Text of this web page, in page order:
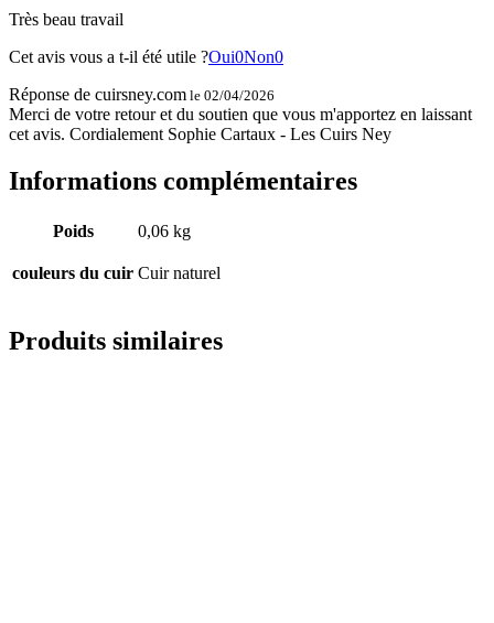
Très beau travail
Cet avis vous a t-il été utile ?Oui0Non0
Réponse de cuirsney.com le 02/04/2026
Merci de votre retour et du soutien que vous m'apportez en laissant
cet avis. Cordialement Sophie Cartaux - Les Cuirs Ney
Informations complémentaires
Poids 0,06 kg
couleurs du cuir Cuir naturel
Produits similaires